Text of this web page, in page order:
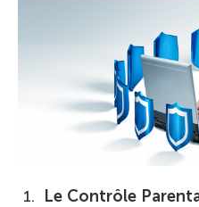
Le Contrôle